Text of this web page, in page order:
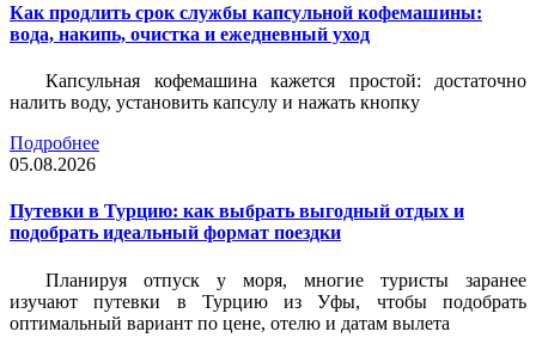
Как продлить срок службы капсульной кофемашины:
вода, накипь, очистка и ежедневный уход
Капсульная кофемашина кажется простой: достаточно
налить воду, установить капсулу и нажать кнопку
Подробнее
05.08.2026
Путевки в Турцию: как выбрать выгодный отдых и
подобрать идеальный формат поездки
Планируя отпуск у моря, многие туристы заранее
изучают путевки в Турцию из Уфы, чтобы подобрать
оптимальный вариант по цене, отелю и датам вылета